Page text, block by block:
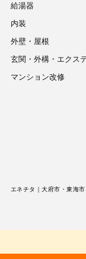
給湯器
内装
外壁・屋根
玄関・外構・エクス
マンション改修
エネチタ｜大府市・東海